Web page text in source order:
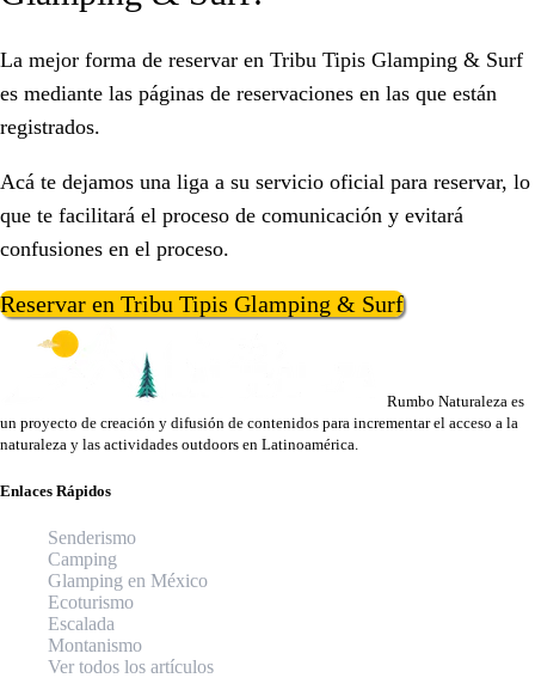
La mejor forma de reservar en Tribu Tipis Glamping & Surf
es mediante las páginas de reservaciones en las que están
registrados.
Acá te dejamos una liga a su servicio oficial para reservar, lo
que te facilitará el proceso de comunicación y evitará
confusiones en el proceso.
Reservar en Tribu Tipis Glamping & Surf
Rumbo Naturaleza es
un proyecto de creación y difusión de contenidos para incrementar el acceso a la
naturaleza y las actividades outdoors en Latinoamérica.
Enlaces Rápidos
Senderismo
Camping
Glamping en México
Ecoturismo
Escalada
Montanismo
Ver todos los artículos